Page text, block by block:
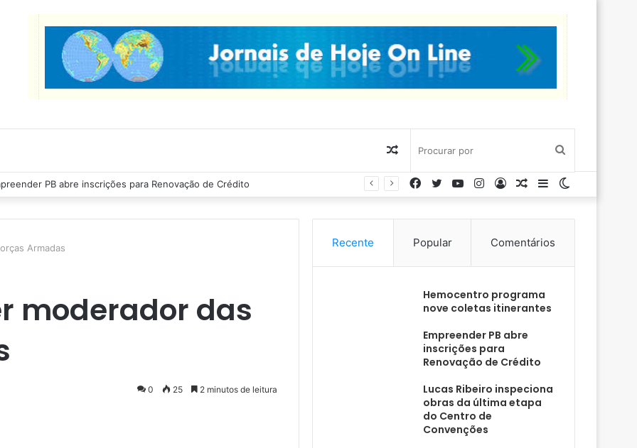
por
Artigo
aleatório
Ribeiro inspeciona obras da última etapa do Centro de Convenções
Barra
Artigo
Entrar
Instagram
YouTube
Twitter
Facebook
Armadas
moderador das
0 25 2 minutos de leitura
Recente Popular Comentários
Hemocentro programa
nove coletas itinerantes
Empreender PB abre
inscrições para
Renovação de Crédito
Lucas Ribeiro inspeciona
obras da última etapa
do Centro de
Convenções